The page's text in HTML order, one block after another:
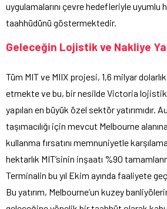
uygulamalarını çevre hedefleriyle uyumlu
taahhüdünü göstermektedir.
Geleceğin Lojistik ve Nakliye
Tüm MIT ve MIIX projesi, 1,6 milyar
etmekte ve bu, bir nesilde Victoria
yapılan en büyük özel sektör yatırımıdır.
taşımacılığı için mevcut Melbourne
kullanma fırsatını memnuniyetle
hektarlık MIT’sinin inşaatı %90
Terminalin bu yıl Ekim ayında faaliyete
Bu yatırım, Melbourne’un kuzey